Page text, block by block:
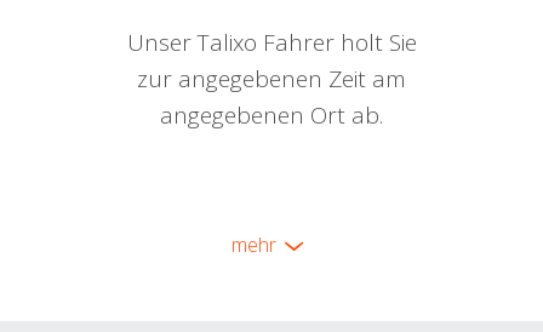
Unser Talixo Fahrer holt Sie
zur angegebenen Zeit am
angegebenen Ort ab.
mehr